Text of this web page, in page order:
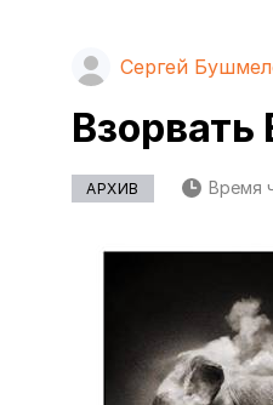
Сергей
Взорвать
АРХИВ Время